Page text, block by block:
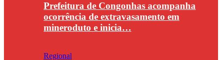
Prefeitura de Congonhas acompanha
ocorrência de extravasamento em
mineroduto e inicia…
Regional